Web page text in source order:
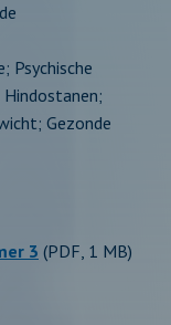
Psychische
Gezonde
3 (PDF, 1 MB)